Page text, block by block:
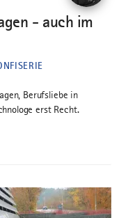
- auch im
H
Berufsliebe in
erst Recht.